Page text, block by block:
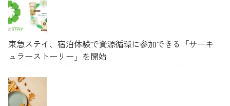
東急ステイ、宿泊体験で資源循環に参加できる「サーキ
ュラーストーリー」を開始